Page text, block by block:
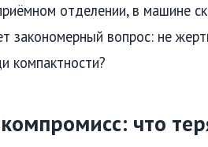
отделении, в машине
закономерный вопрос: не
компактности?
что